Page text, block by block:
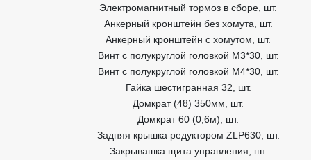
Электромагнитный тормоз в сборе, шт.
Анкерный кронштейн без хомута, шт.
Анкерный кронштейн с хомутом, шт.
Винт с полукруглой головкой М3*30, шт.
Винт с полукруглой головкой М4*30, шт.
Гайка шестигранная 32, шт.
Домкрат (48) 350мм, шт.
Домкрат 60 (0,6м), шт.
Задняя крышка редуктором ZLP630, шт.
Закрывашка щита управления, шт.